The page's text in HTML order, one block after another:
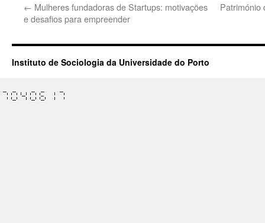
← Mulheres fundadoras de Startups: motivações
e desafios para empreender
Património
Instituto de Sociologia da Universidade do Porto